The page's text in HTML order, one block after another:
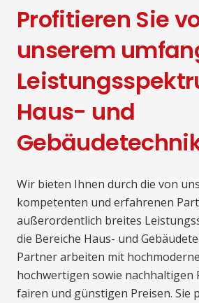
Profitieren Sie
unserem
Haus- und
Wir bieten Ihnen durch die von
kompetenten und erfahrenen
außerordentlich breites
die Bereiche Haus- und
Partner arbeiten mit
hochwertigen sowie nachhaltigen
fairen und günstigen Preisen. Sie